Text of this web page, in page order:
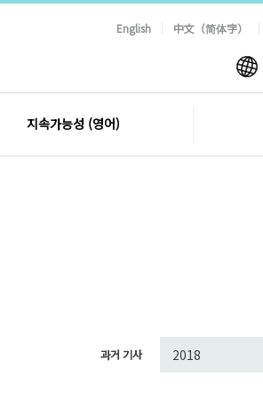
English 中文（简体字）
지속가능성 (영어)
과거 기사 2018
2018